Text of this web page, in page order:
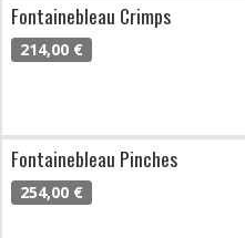
Fontainebleau Crimps
214,00 €
Fontainebleau Pinches
254,00 €